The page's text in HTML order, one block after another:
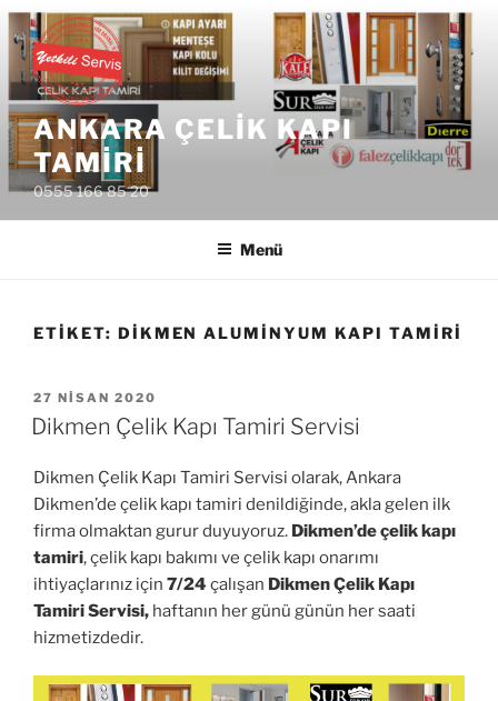
İçeriğe
geç
ANKARA ÇELIK KAPI
TAMIRI
0555 166 85 20
Menü
ETIKET: DIKMEN ALUMINYUM KAPI TAMIRI
YAYIM
TARIHI
27 NISAN 2020
Dikmen Çelik Kapı Tamiri Servisi
Dikmen Çelik Kapı Tamiri Servisi olarak, Ankara
Dikmen’de çelik kapı tamiri denildiğinde, akla gelen ilk
firma olmaktan gurur duyuyoruz. Dikmen’de çelik kapı
tamiri, çelik kapı bakımı ve çelik kapı onarımı
ihtiyaçlarınız için 7/24 çalışan Dikmen Çelik Kapı
Tamiri Servisi, haftanın her günü günün her saati
hizmetizdedir.